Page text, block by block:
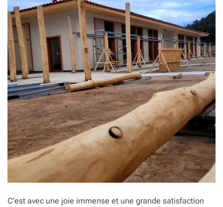
C’est avec une joie immense et une grande satisfaction